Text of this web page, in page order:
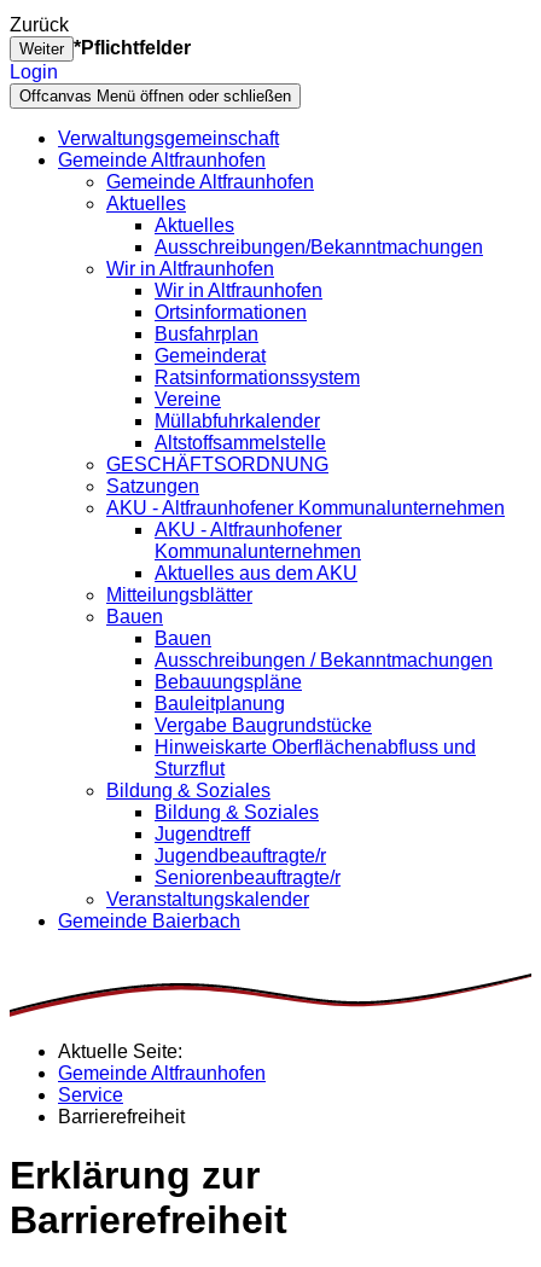
Zurück
Weiter *Pflichtfelder
Login
Offcanvas Menü öffnen oder schließen
Verwaltungsgemeinschaft
Gemeinde Altfraunhofen
Gemeinde Altfraunhofen
Aktuelles
Aktuelles
Ausschreibungen/Bekanntmachungen
Wir in Altfraunhofen
Wir in Altfraunhofen
Ortsinformationen
Busfahrplan
Gemeinderat
Ratsinformationssystem
Vereine
Müllabfuhrkalender
Altstoffsammelstelle
GESCHÄFTSORDNUNG
Satzungen
AKU - Altfraunhofener Kommunalunternehmen
AKU - Altfraunhofener
Kommunalunternehmen
Aktuelles aus dem AKU
Mitteilungsblätter
Bauen
Bauen
Ausschreibungen / Bekanntmachungen
Bebauungspläne
Bauleitplanung
Vergabe Baugrundstücke
Hinweiskarte Oberflächenabfluss und
Sturzflut
Bildung & Soziales
Bildung & Soziales
Jugendtreff
Jugendbeauftragte/r
Seniorenbeauftragte/r
Veranstaltungskalender
Gemeinde Baierbach
Aktuelle Seite:
Gemeinde Altfraunhofen
Service
Barrierefreiheit
Erklärung zur
Barrierefreiheit